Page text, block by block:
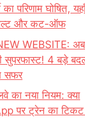
का परिणाम घोषित,
और कट-ऑफ
WEBSITE:
सुपरफास्ट! 4 बड़े
सफर
का नया नियम: क्या
पर ट्रेन का टिकट